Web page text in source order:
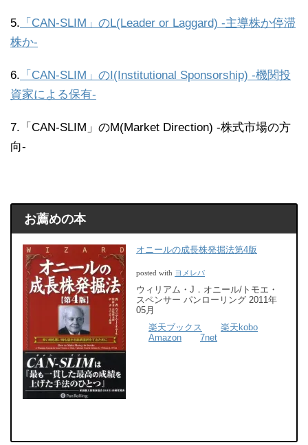
5. 「CAN-SLIM」のL(Leader or Laggard) -主導株か停滞
株か-
6. 「CAN-SLIM」のI(Institutional Sponsorship) -機関投
資家による保有-
7.「CAN-SLIM」のM(Market Direction) -株式市場の方
向-
お薦めの本
オニールの成長株発掘法第4版
posted with ヨメレバ
ウィリアム・J．オニール/トモエ・
スペンサー パンローリング 2011年
05月
楽天ブックス
楽天kobo
Amazon
7net